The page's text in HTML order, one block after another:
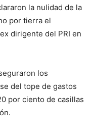
la nulidad de la
por tierra el
dirigente del PRI en
los
del tope de gastos
por ciento de casillas